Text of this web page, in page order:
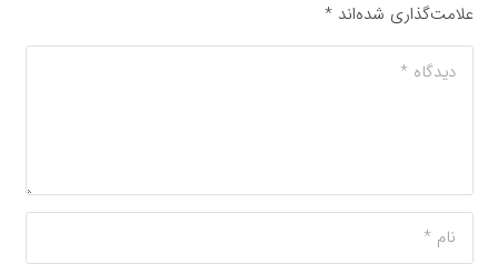
علامت‌گذاری شده‌اند*